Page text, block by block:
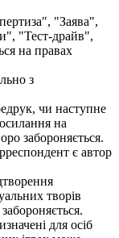
"Заява",
"Тест-драйв",
на правах
з
чи наступне
на
забороняється.
є автор
творів
для осіб